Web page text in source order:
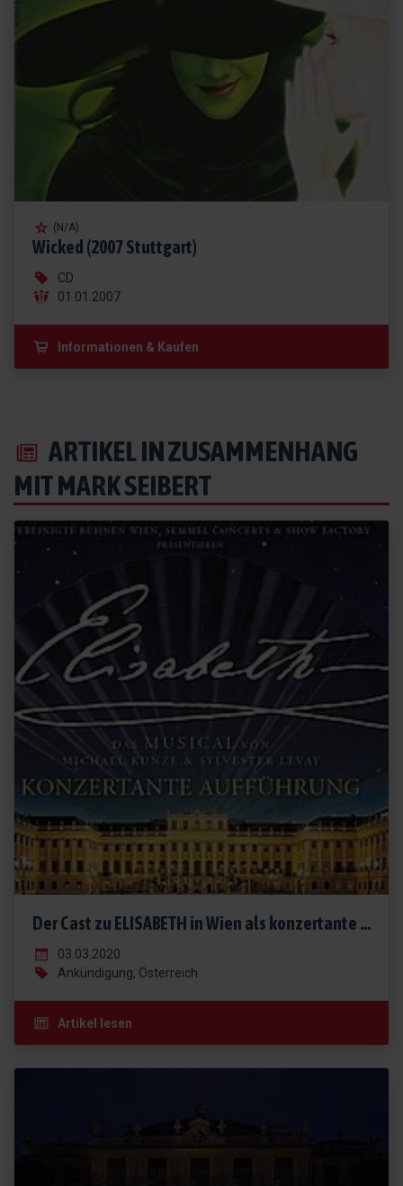
(N/A)
Wicked (2007 Stuttgart)
CD
01.01.2007
Informationen & Kaufen
ARTIKEL IN ZUSAMMENHANG
MIT MARK SEIBERT
Der Cast zu ELISABETH in Wien als konzertante Fassung in Schönbrunn steht fest
03.03.2020
Ankündigung, Österreich
Artikel lesen